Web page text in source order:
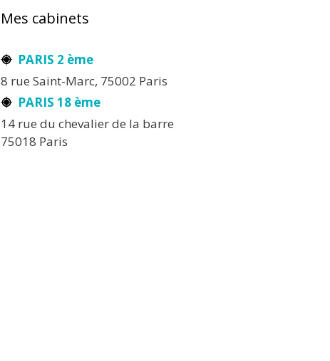
Mes cabinets
PARIS 2 ème
8 rue Saint-Marc, 75002 Paris
PARIS 18 ème
14 rue du chevalier de la barre
75018 Paris